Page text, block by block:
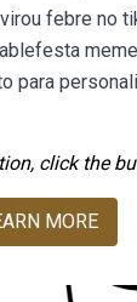
febre no
para
click the
MORE